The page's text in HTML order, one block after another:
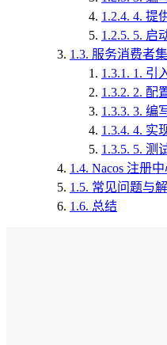
1.2.4. 4. 提
1.2.5. 5. 启
1.3. 服务消费者
1.3.1. 1. 引
1.3.2. 2. 配
1.3.3. 3. 编
1.3.4. 4. 实
1.3.5. 5. 测
1.4. Nacos 注册
1.5. 常见问题与
1.6. 总结